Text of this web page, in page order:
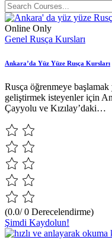
Online Only
Genel Rusça Kursları
Ankara’da Yüz Yüze Rusça Kursları
Rusça öğrenmeye
geliştirmek isteyenler için
Çayyolu ve Kızılay’daki…
(0.0/ 0 Derecelendirme)
Şimdi Kaydolun!